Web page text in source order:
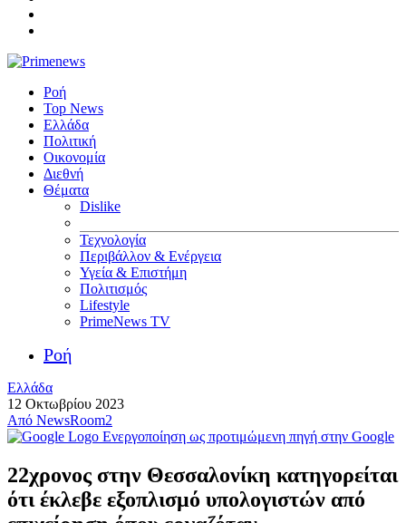
Ροή
Top News
Ελλάδα
Πολιτική
Οικονομία
Διεθνή
Θέματα
Dislike
Τεχνολογία
Περιβάλλον & Ενέργεια
Υγεία & Επιστήμη
Πολιτισμός
Lifestyle
PrimeNews TV
Ροή
Ελλάδα
12 Οκτωβρίου 2023
Από NewsRoom2
Ενεργοποίηση ως προτιμώμενη πηγή στην Google
22χρονος στην Θεσσαλονίκη κατηγορείται
ότι έκλεβε εξοπλισμό υπολογιστών από